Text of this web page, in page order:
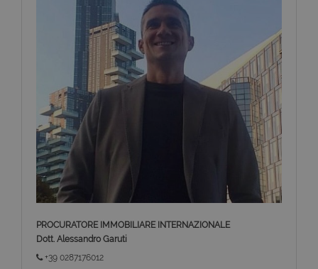
PROCURATORE IMMOBILIARE INTERNAZIONALE
Dott. Alessandro Garuti
+39 0287176012